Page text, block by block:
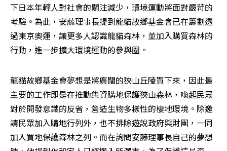
下日本年輕人對社會的關注減少，環境運動將面對嚴苛的
考驗。為此，安藤理事長提到龍貓故鄉基金會已在籌劃透
過東京奧運，讓更多人認識龍貓森林，並加入購買森林的
行動，進一步擴大環境運動的參與圈。
龍貓故鄉基金會夢想是將廣闊的狹山丘陵買下來，因此最
主要的工作即是在推動集資購地保護狹山森林，喚起民眾
對於開發意識的反省，營造生物多樣性的棲地環境。除邀
請民眾加入購地行列外，也不排除遊說政府與財團，一同
加入買地保護森林之列。而在詢問安藤理事長自己的夢想